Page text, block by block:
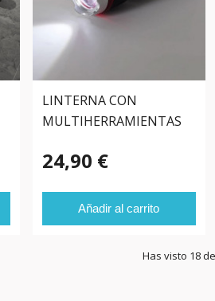
LINTERNA CON
MULTIHERRAMIENTAS
24,90 €
Añadir al carrito
Has visto 18